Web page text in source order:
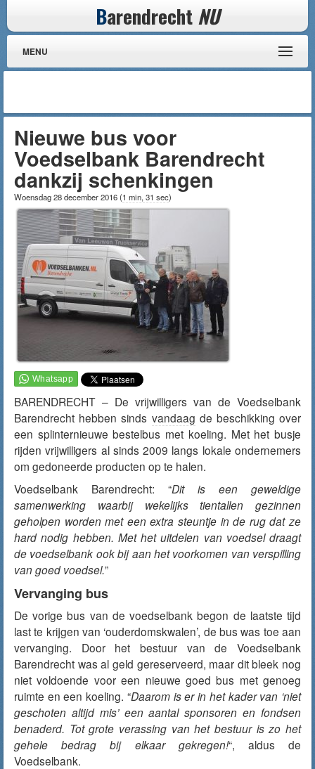
Barendrecht NU
MENU
Nieuwe bus voor
Voedselbank Barendrecht
dankzij schenkingen
Woensdag 28 december 2016(1 min, 31 sec)
BARENDRECHT – De vrijwilligers van de Voedselbank
Barendrecht hebben sinds vandaag de beschikking over
een splinternieuwe bestelbus met koeling. Met het busje
rijden vrijwilligers al sinds 2009 langs lokale ondernemers
om gedoneerde producten op te halen.
Voedselbank Barendrecht: “Dit is een geweldige
samenwerking waarbij wekelijks tientallen gezinnen
geholpen worden met een extra steuntje in de rug dat ze
hard nodig hebben. Met het uitdelen van voedsel draagt
de voedselbank ook bij aan het voorkomen van verspilling
van goed voedsel.”
Vervanging bus
De vorige bus van de voedselbank begon de laatste tijd
last te krijgen van ‘ouderdomskwalen’, de bus was toe aan
vervanging. Door het bestuur van de Voedselbank
Barendrecht was al geld gereserveerd, maar dit bleek nog
niet voldoende voor een nieuwe goed bus met genoeg
ruimte en een koeling. “Daarom is er in het kader van ‘niet
geschoten altijd mis’ een aantal sponsoren en fondsen
benaderd. Tot grote verassing van het bestuur is zo het
gehele bedrag bij elkaar gekregen!“, aldus de
Voedselbank.